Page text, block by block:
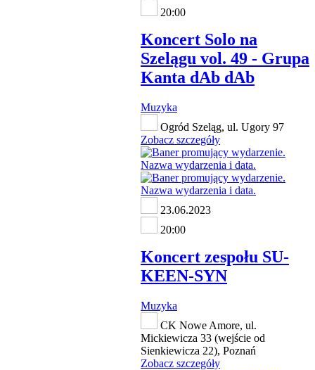
20:00
Koncert Solo na
Szelągu vol. 49 - Grupa
Kanta dAb dAb
Muzyka
Ogród Szeląg, ul. Ugory 97
Zobacz szczegóły
23.06.2023
20:00
Koncert zespołu SU-
KEEN-SYN
Muzyka
CK Nowe Amore, ul.
Mickiewicza 33 (wejście od
Sienkiewicza 22), Poznań
Zobacz szczegóły